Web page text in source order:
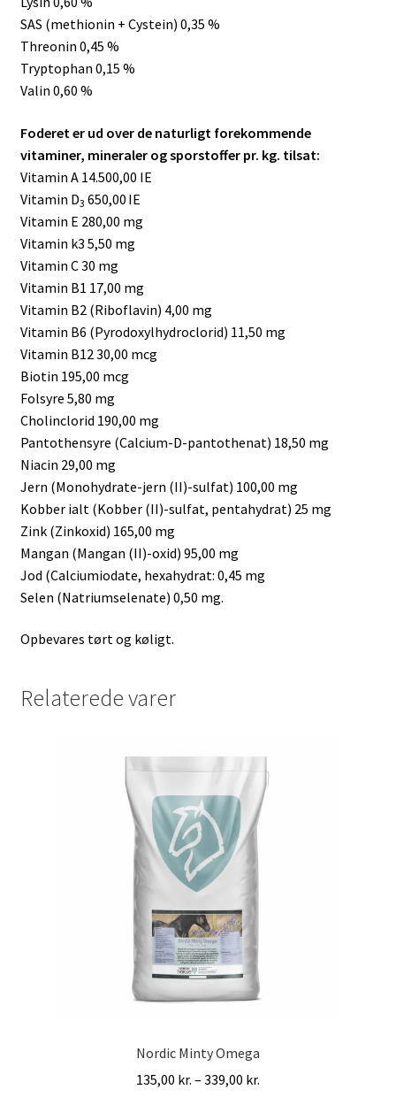
SAS (methionin + Cystein) 0,35 %
Threonin 0,45 %
Tryptophan 0,15 %
Valin 0,60 %
Foderet er ud over de naturligt forekommende
vitaminer, mineraler og sporstoffer pr. kg. tilsat:
Vitamin A 14.500,00 IE
Vitamin D3 650,00 IE
Vitamin E 280,00 mg
Vitamin k3 5,50 mg
Vitamin C 30 mg
Vitamin B1 17,00 mg
Vitamin B2 (Riboflavin) 4,00 mg
Vitamin B6 (Pyrodoxylhydroclorid) 11,50 mg
Vitamin B12 30,00 mcg
Biotin 195,00 mcg
Folsyre 5,80 mg
Cholinclorid 190,00 mg
Pantothensyre (Calcium-D-pantothenat) 18,50 mg
Niacin 29,00 mg
Jern (Monohydrate-jern (II)-sulfat) 100,00 mg
Kobber ialt (Kobber (II)-sulfat, pentahydrat) 25 mg
Zink (Zinkoxid) 165,00 mg
Mangan (Mangan (II)-oxid) 95,00 mg
Jod (Calciumiodate, hexahydrat: 0,45 mg
Selen (Natriumselenate) 0,50 mg.
Opbevares tørt og køligt.
Relaterede varer
Nordic Minty Omega
135,00 kr. – 339,00 kr.
135,00 kr.